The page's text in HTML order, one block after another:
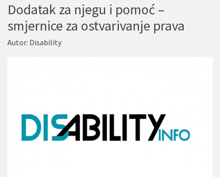
Dodatak za njegu i pomoć –
smjernice za ostvarivanje prava
Autor: Disability